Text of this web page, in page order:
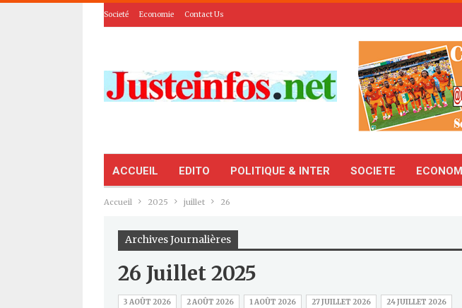
Societé Economie Contact Us
ACCUEIL EDITO POLITIQUE & INTER SOCIETE
Accueil 2025 juillet 26
Archives Journalières
26 Juillet 2025
3 AOÛT 2026 2 AOÛT 2026 1 AOÛT 2026 27 JUILLET 2026 24 JUILLET 2026